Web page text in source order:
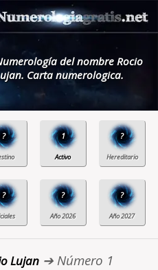
del nombre Rocio
Carta numerologica.
? 1 ?
? ? ?
Lujan➔ Número 1